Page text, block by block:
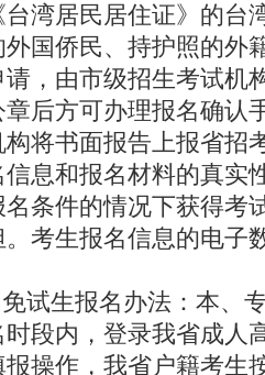
湾居民居住证》的台
国侨民、持护照的外
，由市级招生考试机
后方可办理报名确认
将书面报告上报省招
息和报名材料的真实
条件的情况下获得考
考生报名信息的电子
试生报名办法：本、
段内，登录我省成人
操作，我省户籍考生